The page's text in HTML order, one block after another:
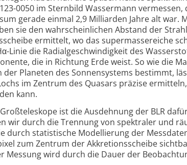
0050 im Sternbild Wassermann
gerade einmal 2,9 Milliarden Jahre alt war.
sie den wahrscheinlichen Abstand der
ermittelt, wo das super­massereiche
Linie die Radial­geschwindigkeit des
die in Richtung Erde weist. So wie die
der Planeten des Sonnensystems bestimmt,
im Zentrum des Quasars präzise
kann.
ist die Ausdehnung der BLR
wir durch die Trennung von spektraler und
durch statistische Modellierung der
zum Zentrum der Akkretions­scheibe
Messung wird durch die Dauer der